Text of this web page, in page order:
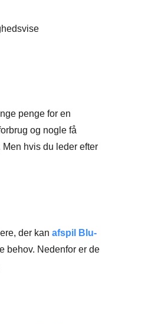
penge for en
og nogle få
hvis du leder efter
der kan afspil Blu-
behov. Nedenfor er de